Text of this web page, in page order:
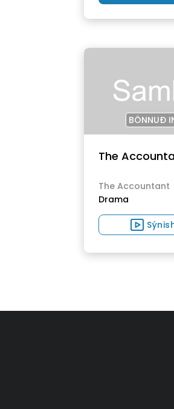
BÖNNUÐ
The
The Accountant
Drama